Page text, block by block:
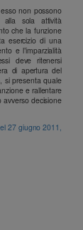
non possono
alla sola attività
che la funzione
esercizio di una
e l’imparzialità
deve ritenersi
di apertura del
si presenta quale
e rallentare
avverso decisione
27 giugno 2011,